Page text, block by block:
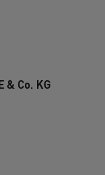
& Co. KG